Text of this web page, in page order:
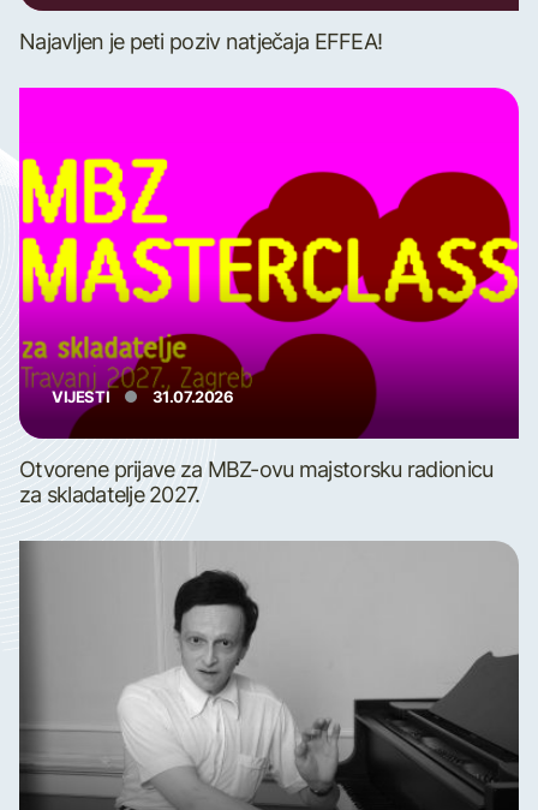
Najavljen je peti poziv natječaja EFFEA!
VIJESTI 31.07.2026
Otvorene prijave za MBZ-ovu majstorsku radionicu
za skladatelje 2027.